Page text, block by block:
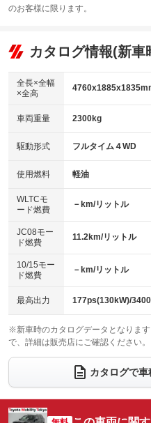
：装備なし
リフトアップ
：装備なし
：装備なし
パワーウィンドウ
アイドリングストップ
：装備なし
USB入力端子
：装備なし
100V電源
：装備あり
センターデフロック
：装備なし
電動格納ミラー
：装備あり
TV：フルセグ
：装備あり
ビジュアル：-／DVD再生
：装備あり
アルミホイール：19インチ
：装備あり
HID(キセノンライト)
バックカメラ
エアロ
：装備なし
ローダウン
：装備なし
ベンチシート
：装備なし
チップアップシート
：装備なし
電動格納サードシート
：装備なし
ウォークスルー
電動リアゲート
シートエアコン
：装備あり
のお客様に限ります。
カタログ情報(新車
全長×全幅
×全高
車両重量 2300kg
駆動形式 フルタイム４WD
使用燃料 軽油
WLTCモ
ード燃費
－km/リットル
JC08モー
ド燃費
11.2km/リットル
10/15モー
ド燃費
－km/リットル
最高出力 177ps(130kW)/
※新車時のカタログデータとなりま
で、詳細は販売店にご確認ください。
カタログで